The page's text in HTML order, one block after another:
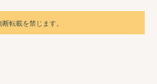
転載を禁じます。